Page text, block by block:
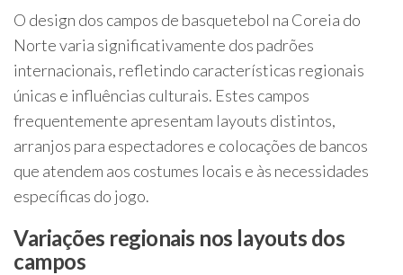
O design dos campos de basquetebol na Coreia do
Norte varia significativamente dos padrões
internacionais, refletindo características regionais
únicas e influências culturais. Estes campos
frequentemente apresentam layouts distintos,
arranjos para espectadores e colocações de bancos
que atendem aos costumes locais e às necessidades
específicas do jogo.
Variações regionais nos layouts dos
campos